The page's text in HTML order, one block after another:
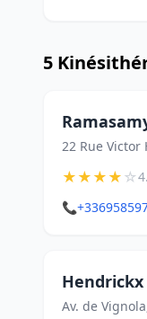
5
22 Rue Victor
★★★★☆
📞
Av. de